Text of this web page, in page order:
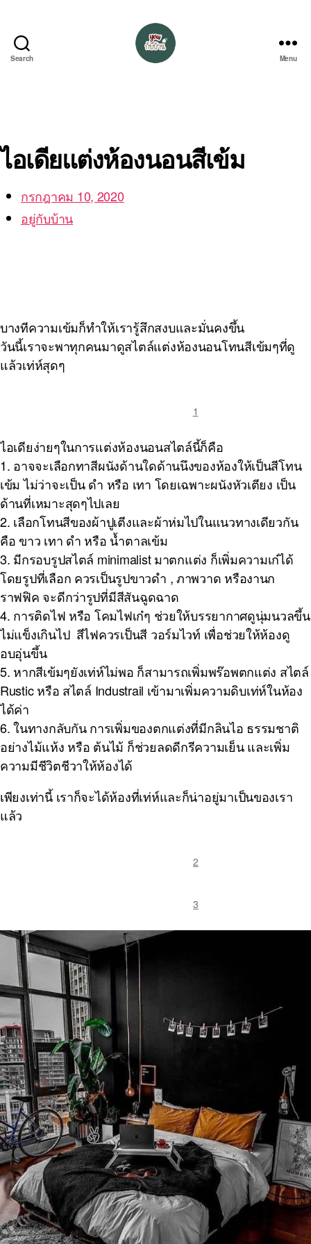
Search Menu
ไอเดียแต่งห้องนอนสีเข้ม
กรกฎาคม 10, 2020
อยู่กับบ้าน
บางทีความเข้มก็ทำให้เรารู้สึกสงบและมั่นคงขึ้น
วันนี้เราจะพาทุกคนมาดูสไตล์แต่งห้องนอนโทนสีเข้มๆที่ดู
แล้วเท่ห์สุดๆ
1
ไอเดียง่ายๆในการแต่งห้องนอนสไตล์นี้ก็คือ
1. อาจจะเลือกทาสีผนังด้านใดด้านนึงของห้องให้เป็นสีโทน
เข้ม ไม่ว่าจะเป็น ดำ หรือ เทา โดยเฉพาะผนังหัวเตียง เป็น
ด้านที่เหมาะสุดๆไปเลย
2. เลือกโทนสีของผ้าปูเตีงและผ้าห่มไปในแนวทางเดียวกัน
คือ ขาว เทา ดำ หรือ น้ำตาลเข้ม
3. มีกรอบรูปสไตล์ minimalist มาตกแต่ง ก็เพิ่มความเก๋ได้
โดยรูปที่เลือก ควรเป็นรูปขาวดำ , ภาพวาด หรืองานก
ราฟฟิค จะดีกว่ารูปที่มีสีสันฉูดฉาด
4. การติดไฟ หรือ โคมไฟเก๋ๆ ช่วยให้บรรยากาศดูนุ่มนวลขึ้น
ไม่แข็งเกินไป สีไฟควรเป็นสี วอร์มไวท์ เพื่อช่วยให้ห้องดู
อบอุ่นขึ้น
5. หากสีเข้มๆยังเท่ห์ไม่พอ ก็สามารถเพิ่มพร๊อพตกแต่ง สไตล์
Rustic หรือ สไตล์ Industrail เข้ามาเพิ่มความดิบเท่ห์ในห้อง
ได้ค่า
6. ในทางกลับกัน การเพิ่มของตกแต่งที่มีกลินไอ ธรรมชาติ
อย่างไม้แห้ง หรือ ต้นไม้ ก็ช่วยลดดีกรีความเย็น และเพิ่ม
ความมีชีวิตชีวาให้ห้องได้
เพียงเท่านี้ เราก็จะได้ห้องที่เท่ห์และก็น่าอยู่มาเป็นของเรา
แล้ว
2
3